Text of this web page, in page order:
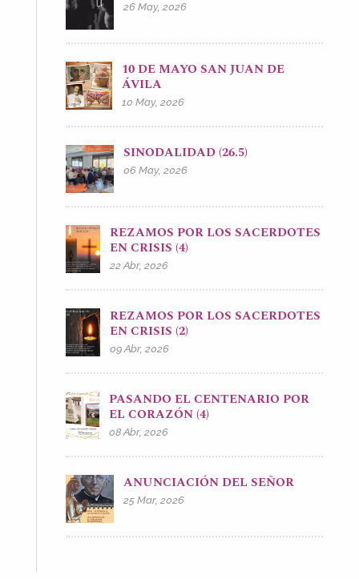
26 May, 2026
10 DE MAYO SAN JUAN DE
ÁVILA
10 May, 2026
SINODALIDAD (26.5)
06 May, 2026
REZAMOS POR LOS SACERDOTES
EN CRISIS (4)
22 Abr, 2026
REZAMOS POR LOS SACERDOTES
EN CRISIS (2)
09 Abr, 2026
PASANDO EL CENTENARIO POR
EL CORAZÓN (4)
08 Abr, 2026
ANUNCIACIÓN DEL SEÑOR
25 Mar, 2026